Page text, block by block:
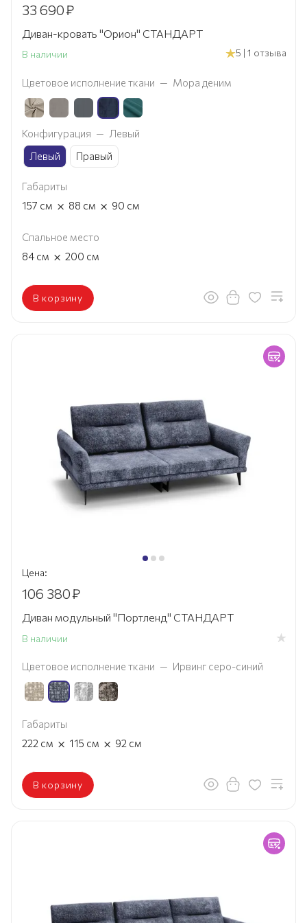
33 690₽
Диван-кровать "Орион" СТАНДАРТ
В наличии 5 | 1 отзыва
Цветовое исполнение ткани — Мора деним
Конфигурация — Левый
Левый
Правый
Габариты
157 см × 88 см × 90 см
Спальное место
84 см × 200 см
В корзину
Цена:
106 380₽
Диван модульный "Портленд" СТАНДАРТ
В наличии
Цветовое исполнение ткани — Ирвинг серо-синий
Габариты
222 см × 115 см × 92 см
В корзину